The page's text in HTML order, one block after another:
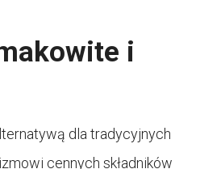
i
dla tradycyjnych
cennych składników